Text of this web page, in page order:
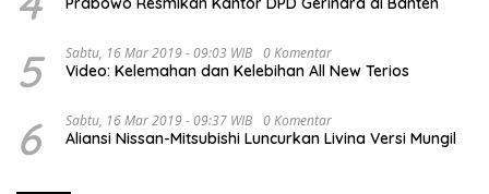
5 Sabtu, 16 Mar 2019 - 09:03 WIB 0 Komentar
Video: Kelemahan dan Kelebihan All New Terios
6 Sabtu, 16 Mar 2019 - 09:37 WIB 0 Komentar
Aliansi Nissan-Mitsubishi Luncurkan Livina Versi Mungil